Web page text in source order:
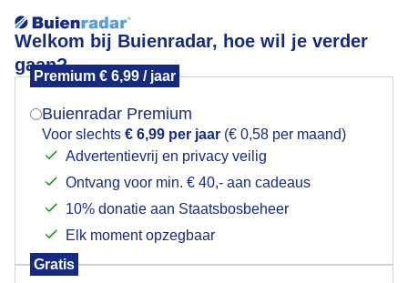
Welkom bij Buienradar, hoe wil je verder
gaan?
Premium € 6,99 / jaar
Buienradar Premium
Voor slechts € 6,99 per jaar (€ 0,58 per maand)
Advertentievrij en privacy veilig
Ontvang voor min. € 40,- aan cadeaus
10% donatie aan Staatsbosbeheer
Elk moment opzegbaar
Gratis
Luchtbewolking!
Mogen we je locatie gebruiken voor het
Indien je hier nog geen akkoord op hebt gegeven,
verschijnt er zo een pop-up uit je browser waarin
Is goed, toon de popup